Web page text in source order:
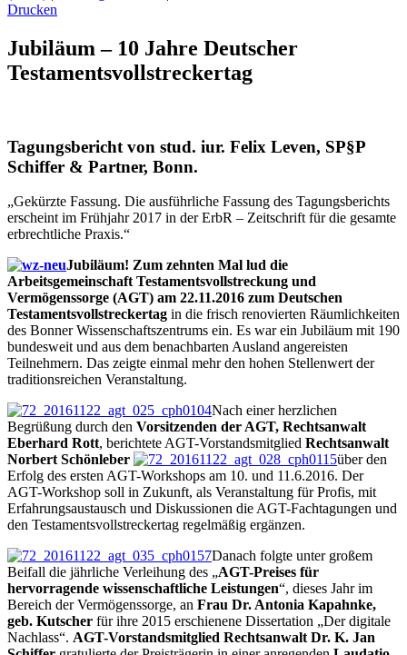
Drucken
Jubiläum – 10 Jahre Deutscher
Testamentsvollstreckertag
Tagungsbericht von stud. iur. Felix Leven, SP§P
Schiffer & Partner, Bonn.
„Gekürzte Fassung. Die ausführliche Fassung des Tagungsberichts
erscheint im Frühjahr 2017 in der ErbR – Zeitschrift für die gesamte
erbrechtliche Praxis.“
Jubiläum! Zum zehnten Mal lud die
Arbeitsgemeinschaft Testamentsvollstreckung und
Vermögenssorge (AGT) am 22.11.2016 zum Deutschen
Testamentsvollstreckertag in die frisch renovierten Räumlichkeiten
des Bonner Wissenschaftszentrums ein. Es war ein Jubiläum mit 190
bundesweit und aus dem benachbarten Ausland angereisten
Teilnehmern. Das zeigte einmal mehr den hohen Stellenwert der
traditionsreichen Veranstaltung.
Nach einer herzlichen
Begrüßung durch den Vorsitzenden der AGT, Rechtsanwalt
Eberhard Rott, berichtete AGT-Vorstandsmitglied Rechtsanwalt
Norbert Schönleber
über den
Erfolg des ersten AGT-Workshops am 10. und 11.6.2016. Der
AGT-Workshop soll in Zukunft, als Veranstaltung für Profis, mit
Erfahrungsaustausch und Diskussionen die AGT-Fachtagungen und
den Testamentsvollstreckertag regelmäßig ergänzen.
Danach folgte unter großem
Beifall die jährliche Verleihung des „AGT-Preises für
hervorragende wissenschaftliche Leistungen“, dieses Jahr im
Bereich der Vermögenssorge, an Frau Dr. Antonia Kapahnke,
geb. Kutscher für ihre 2015 erschienene Dissertation „Der digitale
Nachlass“. AGT-Vorstandsmitglied Rechtsanwalt Dr. K. Jan